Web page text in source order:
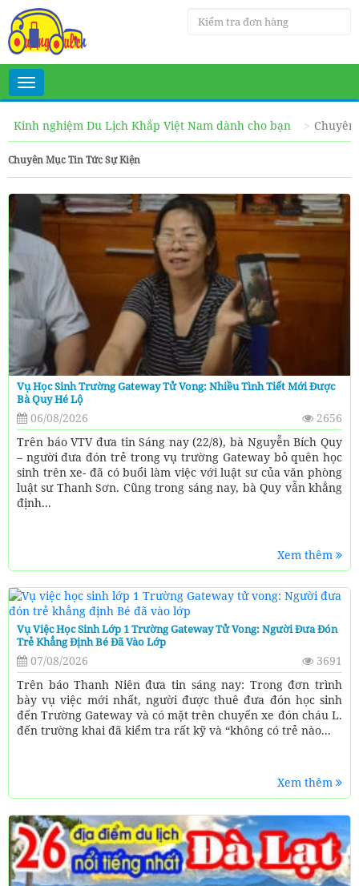
Toggle
navigation
Kinh nghiệm Du Lịch Khắp Việt Nam dành cho bạn
Chuyên Mục Tin Tức Sự Kiện
Vụ Học Sinh Trường Gateway Tử Vong: Nhiều Tình Tiết Mới Được
Bà Quy Hé Lộ
06/08/2026
2656
Trên báo VTV đưa tin Sáng nay (22/8), bà Nguyễn Bích Quy
– người đưa đón trẻ trong vụ trường Gateway bỏ quên học
sinh trên xe- đã có buổi làm việc với luật sư của văn phòng
luật sư Thanh Sơn. Cũng trong sáng nay, bà Quy vẫn khẳng
định...
Xem thêm
Vụ Việc Học Sinh Lớp 1 Trường Gateway Tử Vong: Người Đưa Đón
Trẻ Khẳng Định Bé Đã Vào Lớp
07/08/2026
3691
Trên báo Thanh Niên đưa tin sáng nay: Trong đơn trình
bày vụ việc mới nhất, người được thuê đưa đón học sinh
đến Trường Gateway và có mặt trên chuyến xe đón cháu L.
đến trường khai đã kiểm tra rất kỹ và “không có trẻ nào...
Xem thêm